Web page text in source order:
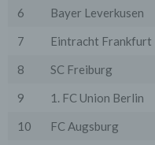
6
Bayer Leverkusen
7
Eintracht Frankfurt
8
SC Freiburg
9
1. FC Union Berlin
10
FC Augsburg
gesetzlichen
oder spezieller
vorausgesetzte
3. Verarbeitung
Die
genannten
Einwilligungen der